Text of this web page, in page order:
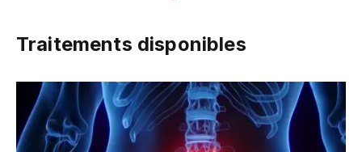
Traitements disponibles